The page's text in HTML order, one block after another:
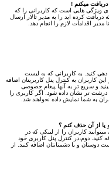
دریافت میکنم !
ویژگی هایی است که کاربرانی را که
کرده اید را به مدیر تالار ارسال
اقدامات لازم را انجام دهد.
دهی کنید. به کاربرانی که به لیست
کاربران به کنترل پنل کاربریتان اضافه
و سریع تر به آنها پیغام خصوصی
تر نشان داده شود. اگر کاربری را
به شما نمایش داده نخواهند شد.
یا از آن حذف کنم ؟
کاربران را از لینکی که در
کنید. دوم،در کنترل پنل کاربری خود
دوستان و یا دشمنانتان اضافه کنید. از